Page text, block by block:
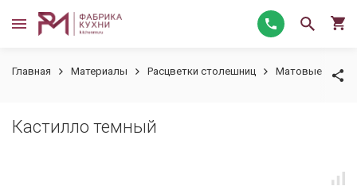
Главная Материалы Расцветки столешниц Матовые
Кастилло темный